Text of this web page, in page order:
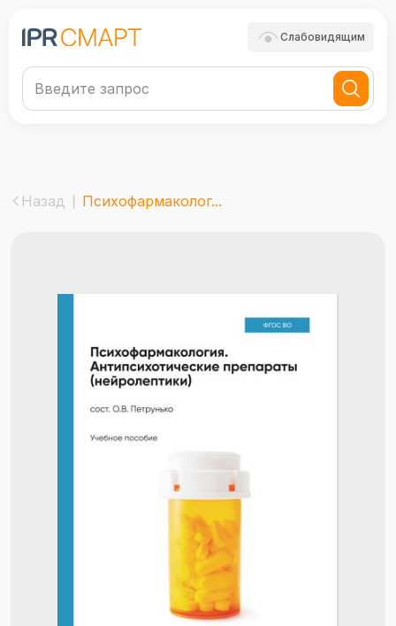
Слабовидящим
Назад Психофармаколог...